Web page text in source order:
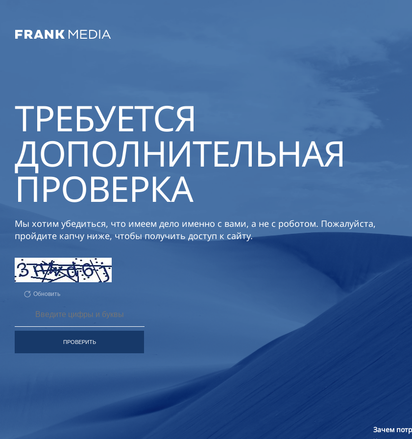
ТРЕБУЕТСЯ
ДОПОЛНИТЕЛЬНАЯ
ПРОВЕРКА
Мы хотим убедиться, что имеем дело именно с вами, а не с роботом. Пожалуйста,
пройдите капчу ниже, чтобы получить доступ к сайту.
Обновить
ПРОВЕРИТЬ
Зачем